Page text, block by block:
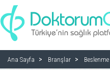
Ana Sayfa Branşlar